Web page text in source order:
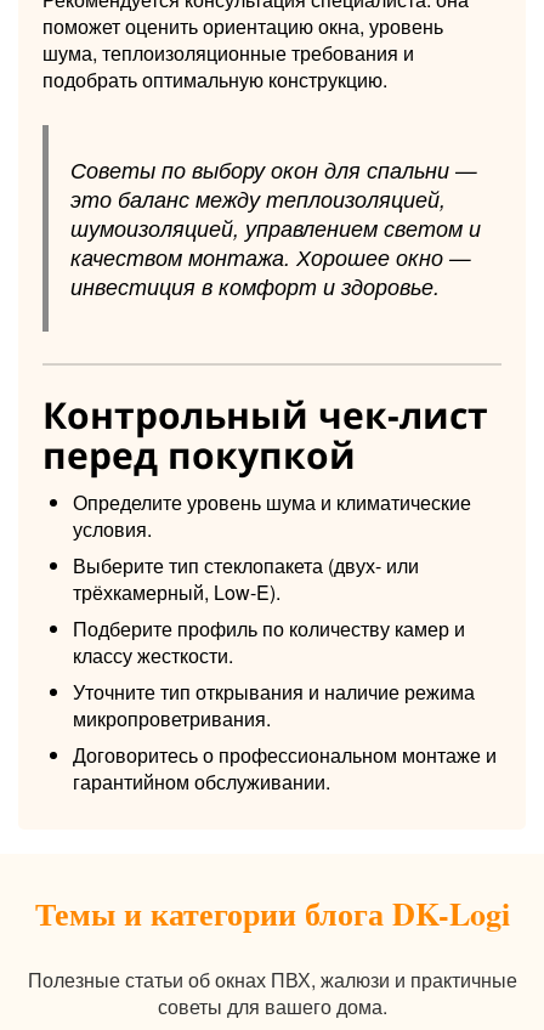
поможет оценить ориентацию окна, уровень
шума, теплоизоляционные требования и
подобрать оптимальную конструкцию.
Советы по выбору окон для спальни —
это баланс между теплоизоляцией,
шумоизоляцией, управлением светом и
качеством монтажа. Хорошее окно —
инвестиция в комфорт и здоровье.
Контрольный чек-лист
перед покупкой
Определите уровень шума и климатические
условия.
Выберите тип стеклопакета (двух- или
трёхкамерный, Low-E).
Подберите профиль по количеству камер и
классу жесткости.
Уточните тип открывания и наличие режима
микропроветривания.
Договоритесь о профессиональном монтаже и
гарантийном обслуживании.
Темы и категории блога DK-Logi
Полезные статьи об окнах ПВХ, жалюзи и практичные
советы для вашего дома.